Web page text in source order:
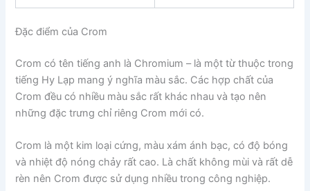
Đặc điểm của Crom
Crom có tên tiếng anh là Chromium – là một từ thuộc trong
tiếng Hy Lạp mang ý nghĩa màu sắc. Các hợp chất của
Crom đều có nhiều màu sắc rất khác nhau và tạo nên
những đặc trưng chỉ riêng Crom mới có.
Crom là một kim loại cứng, màu xám ánh bạc, có độ bóng
và nhiệt độ nóng chảy rất cao. Là chất không mùi và rất dễ
rèn nên Crom được sử dụng nhiều trong công nghiệp.